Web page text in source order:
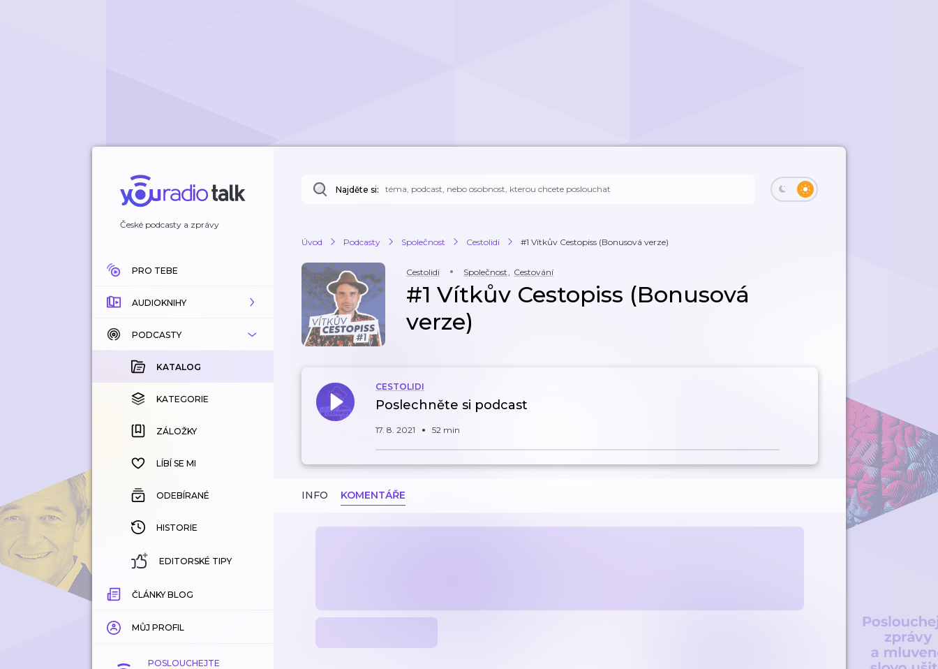
České podcasty a zprávy
PRO TEBE
AUDIOKNIHY
KATALOG
KOUPENÉ
KATEGORIE
ZÁLOŽKY
HISTORIE
PODCASTY
KATALOG
KATEGORIE
ZÁLOŽKY
LÍBÍ SE MI
ODEBÍRANÉ
HISTORIE
EDITORSKÉ TIPY
ČLÁNKY BLOG
MŮJ PROFIL
POSLOUCHEJTE
Najděte si:
Úvod Podcasty Společnost Cestolidi #1 Vítkův Cestopiss (Bonusová verze)
Cestolidi Společnost, Cestování
#1 Vítkův Cestopiss (Bonusová
verze)
CESTOLIDI
Poslechněte si podcast
17. 8. 2021 52 min
INFO KOMENTÁŘE